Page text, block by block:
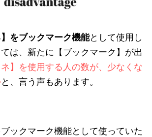
】をブックマーク機能として使用し
は、新たに【ブックマーク】が出
】を使用する人の数が、少なくな
と、 言う声もあります。
ックマーク機能として使っていた